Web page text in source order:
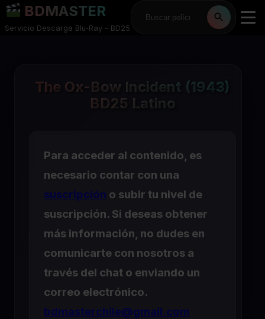
BDMASTER
Servicio Descarga Blu-Ray – BD25
The Ox-Bow Incident (1943)
BD25 Latino
Para acceder al contenido, es
necesario contar con una
suscripción o subir tu nivel de
suscripción. Si deseas obtener
más información, no dudes en
comunicarte con nosotros a
través del chat o enviando un
correo electrónico.
bdmasterchile@gmail.com